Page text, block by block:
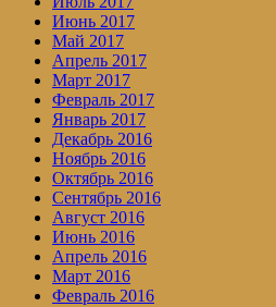
Июнь 2017
Май 2017
Апрель 2017
Март 2017
Февраль 2017
Январь 2017
Декабрь 2016
Ноябрь 2016
Октябрь 2016
Сентябрь 2016
Август 2016
Июнь 2016
Апрель 2016
Март 2016
Февраль 2016